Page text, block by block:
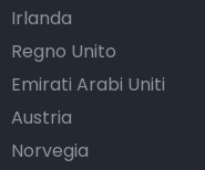
Irlanda
Regno Unito
Emirati Arabi Uniti
Austria
Norvegia